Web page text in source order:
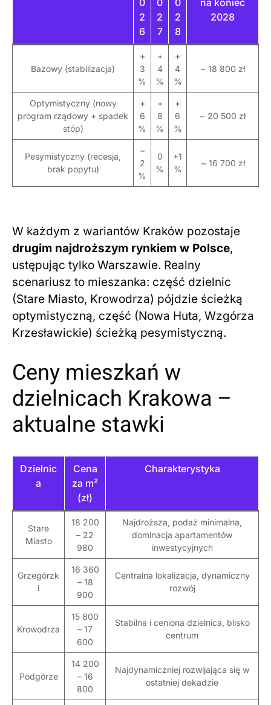
0
2
6
0
2
7
0
2
8
na koniec
2028
Bazowy (stabilizacja)
+
3
%
+
4
%
+
4
%
~ 18 800 zł
Optymistyczny (nowy
program rządowy + spadek
stóp)
+
6
%
+
8
%
+
6
%
~ 20 500 zł
Pesymistyczny (recesja,
brak popytu)
−
2
%
0
%
+1
%
~ 16 700 zł
W każdym z wariantów Kraków pozostaje
drugim najdroższym rynkiem w Polsce,
ustępując tylko Warszawie. Realny
scenariusz to mieszanka: część dzielnic
(Stare Miasto, Krowodrza) pójdzie ścieżką
optymistyczną, część (Nowa Huta, Wzgórza
Krzesławickie) ścieżką pesymistyczną.
Ceny mieszkań w
dzielnicach Krakowa –
aktualne stawki
Dzielnic
a
Cena
za m²
(zł)
Charakterystyka
Stare
Miasto
18 200
– 22
980
Najdroższa, podaż minimalna,
dominacja apartamentów
inwestycyjnych
Grzegórzk
i
16 360
– 18
900
Centralna lokalizacja, dynamiczny
rozwój
Krowodrza
15 800
– 17
600
Stabilna i ceniona dzielnica, blisko
centrum
Podgórze
14 200
– 16
800
Najdynamiczniej rozwijająca się w
ostatniej dekadzie